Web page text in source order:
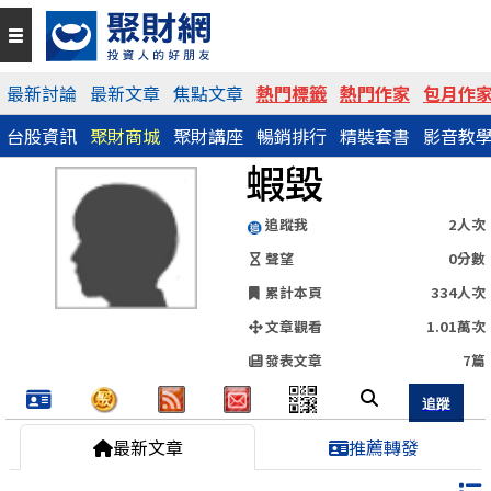
最新討論 最新文章 焦點文章 熱門標籤 熱門作家 包月作
台股資訊 聚財商城 聚財講座 暢銷排行 精裝套書 影音教
蝦毀
追蹤我
2人次
聲望
0分數
累計本頁
334人次
文章觀看
1.01萬次
發表文章
7篇
QR Code
https://www.wearn.com/blog.asp?id=166891
分享網址
最新文章 推薦轉發